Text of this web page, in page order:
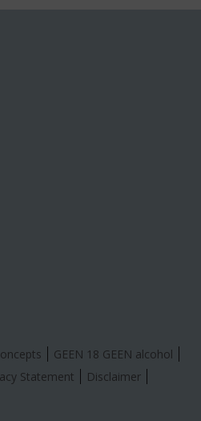
GEEN 18 GEEN alcohol
Statement
Disclaimer